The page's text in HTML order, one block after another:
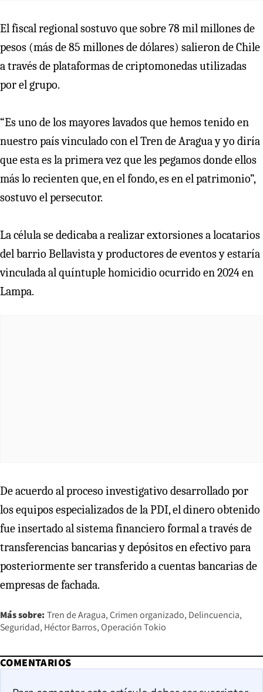
El fiscal regional sostuvo que sobre 78 mil millones de
pesos (más de 85 millones de dólares) salieron de Chile
a través de plataformas de criptomonedas utilizadas
por el grupo.
“Es uno de los mayores lavados que hemos tenido en
nuestro país vinculado con el Tren de Aragua y yo diría
que esta es la primera vez que les pegamos donde ellos
más lo recienten que, en el fondo, es en el patrimonio”,
sostuvo el persecutor.
La célula se dedicaba a realizar extorsiones a locatarios
del barrio Bellavista y productores de eventos y estaría
vinculada al quíntuple homicidio ocurrido en 2024 en
Lampa.
De acuerdo al proceso investigativo desarrollado por
los equipos especializados de la PDI, el dinero obtenido
fue insertado al sistema financiero formal a través de
transferencias bancarias y depósitos en efectivo para
posteriormente ser transferido a cuentas bancarias de
empresas de fachada.
Más sobre: Tren de Aragua Crimen organizado Delincuencia
Seguridad Héctor Barros Operación Tokio
COMENTARIOS